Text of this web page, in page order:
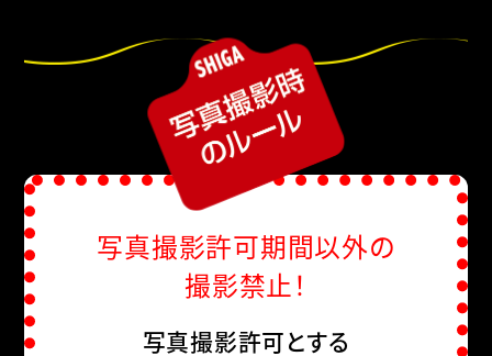
写真撮影許可期間以外の
撮影禁止！
写真撮影許可とする